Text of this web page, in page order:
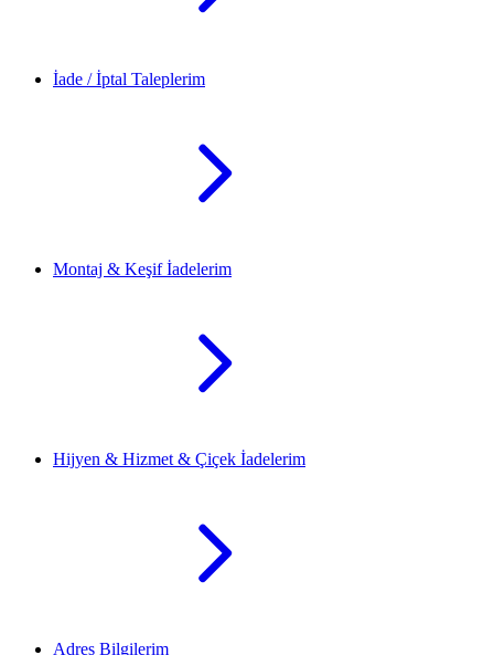
İade / İptal Taleplerim
Montaj & Keşif İadelerim
Hijyen & Hizmet & Çiçek İadelerim
Adres Bilgilerim